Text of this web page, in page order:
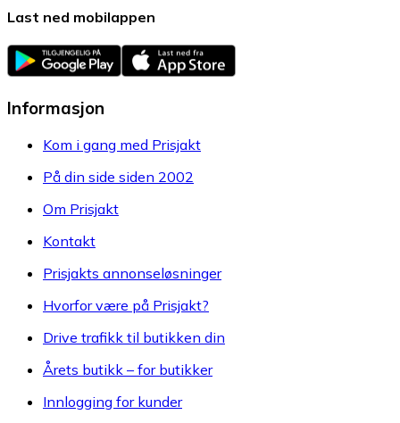
Last ned mobilappen
Informasjon
Kom i gang med Prisjakt
På din side siden 2002
Om Prisjakt
Kontakt
Prisjakts annonseløsninger
Hvorfor være på Prisjakt?
Drive trafikk til butikken din
Årets butikk – for butikker
Innlogging for kunder